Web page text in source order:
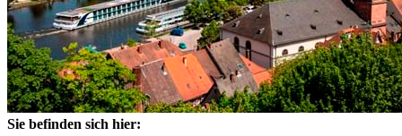
Sie befinden sich hier: